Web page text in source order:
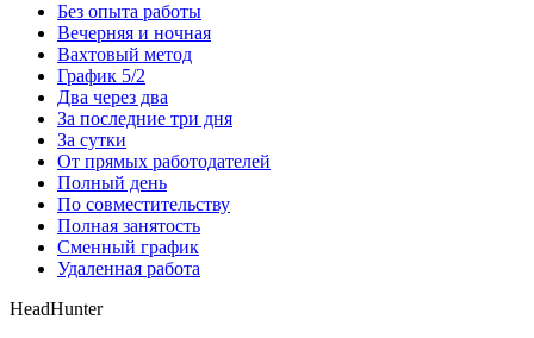
Без опыта работы
Вечерняя и ночная
Вахтовый метод
График 5/2
Два через два
За последние три дня
За сутки
От прямых работодателей
Полный день
По совместительству
Полная занятость
Сменный график
Удаленная работа
HeadHunter